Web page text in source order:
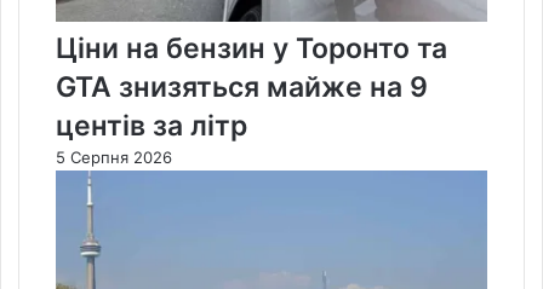
Ціни на бензин у Торонто та
GTA знизяться майже на 9
центів за літр
5 Серпня 2026